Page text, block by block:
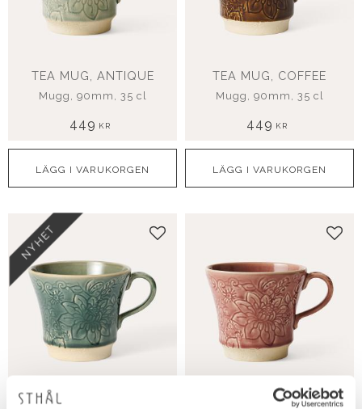
TEA MUG, ANTIQUE
Mugg, 90mm, 35 cl
449 KR
TEA MUG, COFFEE
Mugg, 90mm, 35 cl
449 KR
TEA MUG, DUSK
NYHET Lägg till i favoriter
TEA MUG, OLD ROSE